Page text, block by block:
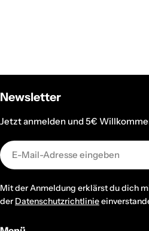
Newsletter
Jetzt anmelden und 5€
E-
Mail
Mit der Anmeldung erklärst du dich
der Datenschutzrichtlinie